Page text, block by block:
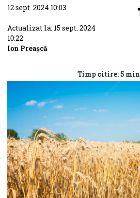
12 sept. 2024 10:03
Actualizat la: 15 sept. 2024
10:22
Ion Preașcă
Timp citire: 5 min